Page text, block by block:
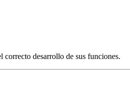
desarrollo de sus funciones.